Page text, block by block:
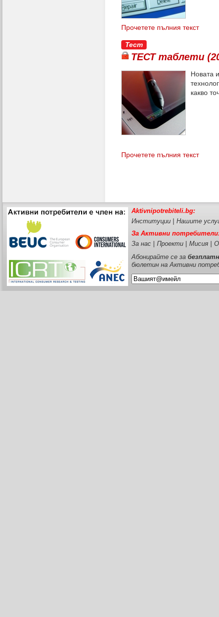
Прочетете пълния текст
Тест
ТЕСТ таблети
Новата
какво
Прочетете пълния текст
Aktivnipotrebiteli.bg:
Институции
Нашите
За Активни
За нас
Проекти Мисия
Абонирайте се за
бюлетин на Активни